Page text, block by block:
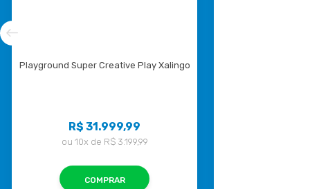
Playground Super Creative Play Xalingo
R$ 31.999,99
ou 10x de R$ 3.199,99
COMPRAR